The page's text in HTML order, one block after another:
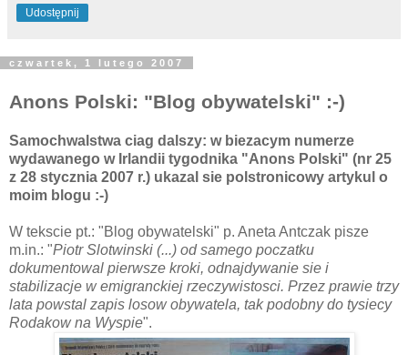
Udostępnij
czwartek, 1 lutego 2007
Anons Polski: "Blog obywatelski" :-)
Samochwalstwa ciag dalszy: w biezacym numerze
wydawanego w Irlandii tygodnika "Anons Polski" (nr 25
z 28 stycznia 2007 r.) ukazal sie polstronicowy artykul o
moim blogu :-)
W tekscie pt.: "Blog obywatelski" p. Aneta Antczak pisze
m.in.: "Piotr Slotwinski (...) od samego poczatku
dokumentowal pierwsze kroki, odnajdywanie sie i
stabilizacje w emigranckiej rzeczywistosci. Przez prawie trzy
lata powstal zapis losow obywatela, tak podobny do tysiecy
Rodakow na Wyspie".